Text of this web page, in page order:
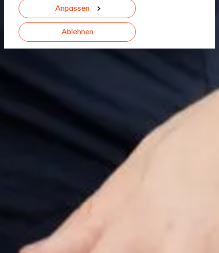
gesammelt haben.
Anpassen
Ablehnen